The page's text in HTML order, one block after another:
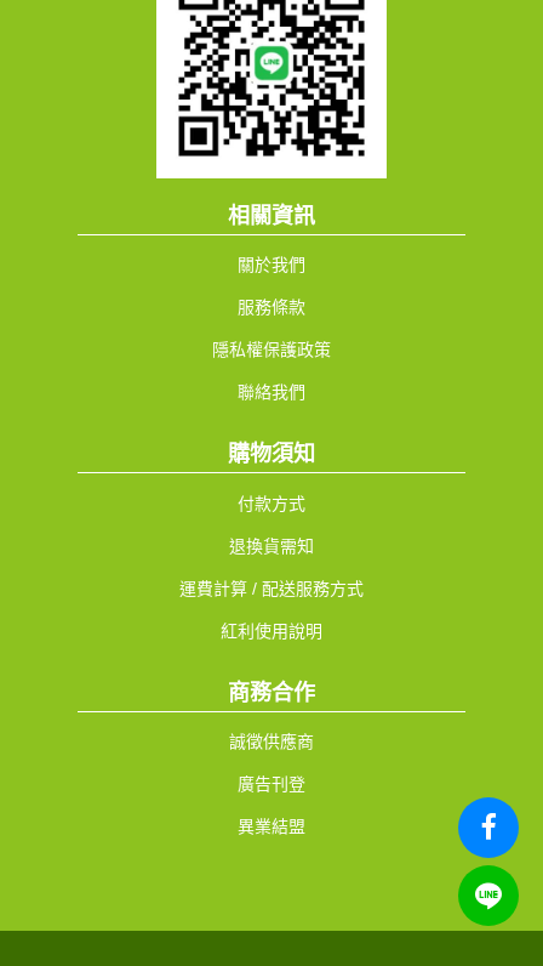
相關資訊
關於我們
服務條款
隱私權保護政策
聯絡我們
購物須知
付款方式
退換貨需知
運費計算 / 配送服務方式
紅利使用說明
商務合作
誠徵供應商
廣告刊登
異業結盟